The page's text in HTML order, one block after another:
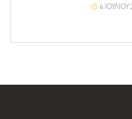
4 ΙΟΥΛΊΟΥ